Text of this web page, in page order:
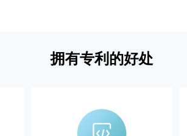
拥有专利的好处